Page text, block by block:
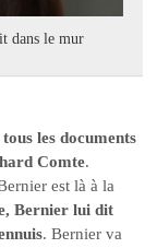
dans le mur
les documents
Comte.
est là à la
Bernier lui dit
. Bernier va